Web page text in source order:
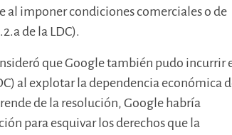
al imponer condiciones comerciales o de
de la LDC).
que Google también pudo incurrir
al explotar la dependencia económica
de la resolución, Google habría
para esquivar los derechos que la